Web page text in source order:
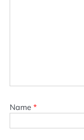
Name *